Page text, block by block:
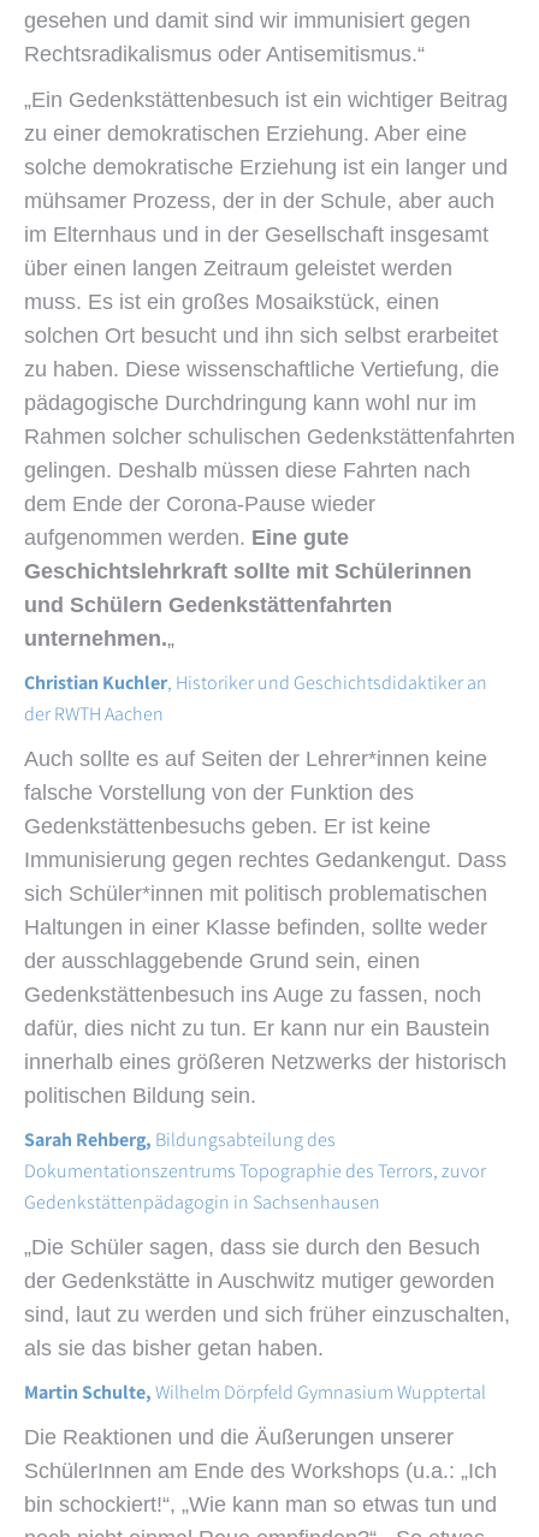
gesehen und damit sind wir immunisiert gegen
Rechtsradikalismus oder Antisemitismus.“
„Ein Gedenkstättenbesuch ist ein wichtiger Beitrag
zu einer demokratischen Erziehung. Aber eine
solche demokratische Erziehung ist ein langer und
mühsamer Prozess, der in der Schule, aber auch
im Elternhaus und in der Gesellschaft insgesamt
über einen langen Zeitraum geleistet werden
muss. Es ist ein großes Mosaikstück, einen
solchen Ort besucht und ihn sich selbst erarbeitet
zu haben. Diese wissenschaftliche Vertiefung, die
pädagogische Durchdringung kann wohl nur im
Rahmen solcher schulischen Gedenkstättenfahrten
gelingen. Deshalb müssen diese Fahrten nach
dem Ende der Corona-Pause wieder
aufgenommen werden. Eine gute
Geschichtslehrkraft sollte mit Schülerinnen
und Schülern Gedenkstättenfahrten
unternehmen.„
Christian Kuchler, Historiker und Geschichtsdidaktiker an
der RWTH Aachen
Auch sollte es auf Seiten der Lehrer*innen keine
falsche Vorstellung von der Funktion des
Gedenkstättenbesuchs geben. Er ist keine
Immunisierung gegen rechtes Gedankengut. Dass
sich Schüler*innen mit politisch problematischen
Haltungen in einer Klasse befinden, sollte weder
der ausschlaggebende Grund sein, einen
Gedenkstättenbesuch ins Auge zu fassen, noch
dafür, dies nicht zu tun. Er kann nur ein Baustein
innerhalb eines größeren Netzwerks der historisch
politischen Bildung sein.
Sarah Rehberg, Bildungsabteilung des
Dokumentationszentrums Topographie des Terrors, zuvor
Gedenkstättenpädagogin in Sachsenhausen
„Die Schüler sagen, dass sie durch den Besuch
der Gedenkstätte in Auschwitz mutiger geworden
sind, laut zu werden und sich früher einzuschalten,
als sie das bisher getan haben.
Martin Schulte,Wilhelm Dörpfeld Gymnasium Wupptertal
Die Reaktionen und die Äußerungen unserer
SchülerInnen am Ende des Workshops (u.a.: „Ich
bin schockiert!“, „Wie kann man so etwas tun und